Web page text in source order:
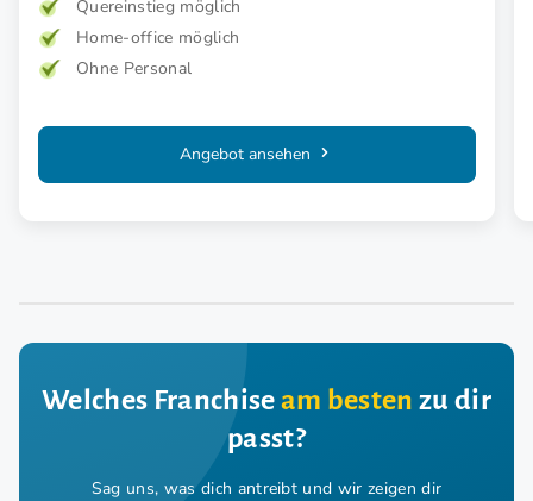
Quereinstieg möglich
Home-office möglich
Ohne Personal
Angebot ansehen
Welches Franchiseam besten zu dir
passt?
Sag uns, was dich antreibt und wir zeigen dir